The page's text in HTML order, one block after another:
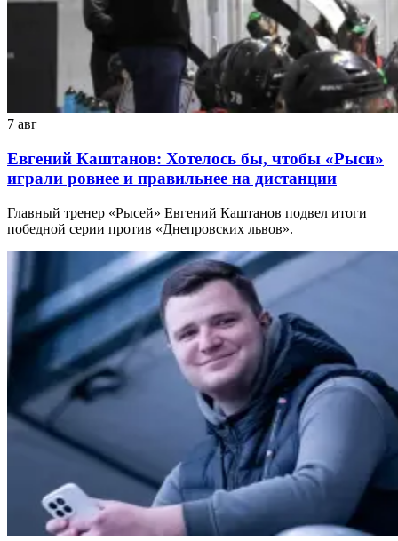
7 авг
Евгений Каштанов: Хотелось бы, чтобы «Рыси»
играли ровнее и правильнее на дистанции
Главный тренер «Рысей» Евгений Каштанов подвел итоги
победной серии против «Днепровских львов».